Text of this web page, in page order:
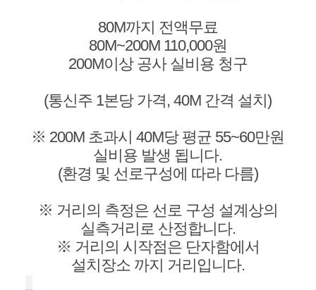
80M까지 전액무료
80M~200M 110,000원
200M이상 공사 실비용 청구
(통신주 1본당 가격, 40M 간격 설치)
※ 200M 초과시 40M당 평균 55~60만원
실비용 발생 됩니다.
(환경 및 선로구성에 따라 다름)
※ 거리의 측정은 선로 구성 설계상의
실측거리로 산정합니다.
※ 거리의 시작점은 단자함에서
설치장소 까지 거리입니다.